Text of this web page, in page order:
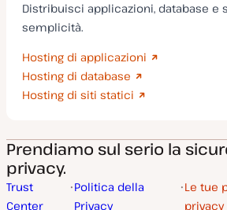
Distribuisci applicazioni, database e
semplicità.
Hosting di applicazioni
Hosting di database
Hosting di siti statici
Prendiamo sul serio la
privacy.
Trust
Center
Politica della
Privacy
Le tue
privacy